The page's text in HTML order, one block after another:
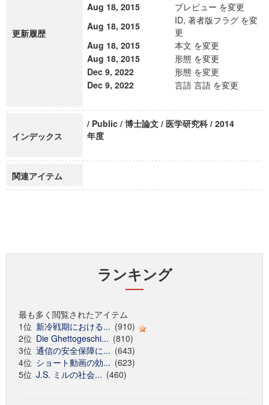
更新履歴
Aug 18, 2015
プレビュー を変更
Aug 18, 2015
ID, 著者版フラグ を変
更
Aug 18, 2015
本文 を変更
Aug 18, 2015
形態 を変更
Dec 9, 2022
形態 を変更
Dec 9, 2022
言語 言語 を変更
インデックス
/ Public / 博士論文 / 医学研究科 / 2014
年度
関連アイテム
ランキング
最も多く閲覧されたアイテム
1位 新冷戦期における... (910)
2位 Die Ghettogeschi... (810)
3位 通信の安全保障に... (643)
4位 ショート動画の効... (623)
5位 J.S. ミルの社会... (460)